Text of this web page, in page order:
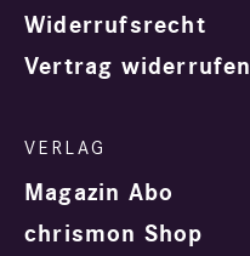
Widerrufsrecht
Vertrag widerrufen
Magazin Abo
chrismon Shop